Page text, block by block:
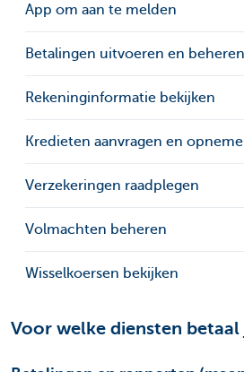
App om aan te melden
Betalingen uitvoeren en beheren
Rekeninginformatie bekijken
Kredieten aanvragen en
Verzekeringen raadplegen
Volmachten beheren
Wisselkoersen bekijken
Voor welke diensten betaal